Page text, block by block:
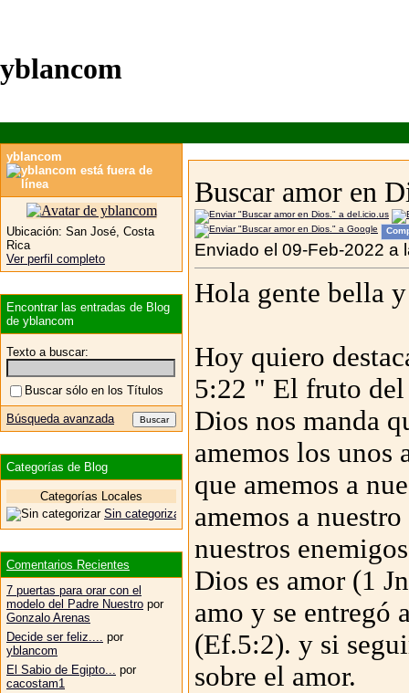
yblancom
Buscar amor en
Enviado el 09-Feb-2022 a
Hola gente bella
Hoy quiero
5:22 " El fruto
Dios nos manda
amemos los unos
que amemos a
amemos a
nuestros
Dios es amor (1
amo y se entregó
(Ef.5:2). y si
sobre el amor.
yblancom
Ubicación: San José, Costa
Rica
Ver perfil completo
Encontrar las entradas de Blog
de yblancom
Texto a buscar:
Buscar sólo en los Títulos
Búsqueda avanzada
Categorías de Blog
Categorías Locales
Sin categorizar
Comentarios Recientes
7 puertas para orar con el
modelo del Padre Nuestro por
Gonzalo Arenas
Decide ser feliz.... por
yblancom
El Sabio de Egipto... por
cacostam1